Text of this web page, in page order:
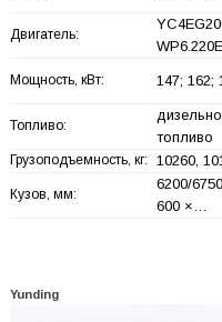
Двигатель:
Мощность, кВт: 147; 162;
Топливо:
топливо
Грузоподъемность, кг: 10260,
Кузов, мм:
6200/
600 ×…
Yunding